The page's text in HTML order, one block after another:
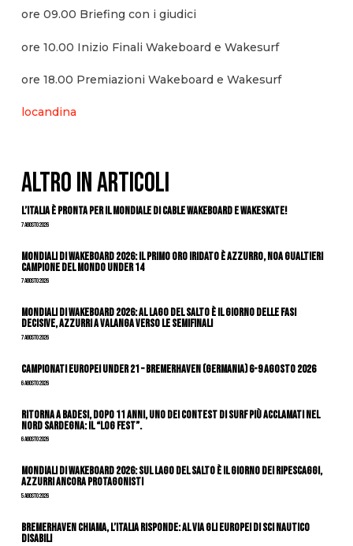
ore 09.00 Briefing con i giudici
ore 10.00 Inizio Finali Wakeboard e Wakesurf
ore 18.00 Premiazioni Wakeboard e Wakesurf
locandina
ALTRO IN ARTICOLI
L’Italia è pronta per il Mondiale di Cable Wakeboard e Wakeskate!
7 Agosto 2026
Mondiali di Wakeboard 2026: il primo oro iridato è azzurro, Noa Gualtieri
campione del mondo Under 14
7 Agosto 2026
Mondiali di Wakeboard 2026: al Lago del Salto è il giorno delle fasi
decisive, azzurri a valanga verso le semifinali
7 Agosto 2026
Campionati Europei Under 21 – Bremerhaven (Germania) 6-9 agosto 2026
6 Agosto 2026
Ritorna a Badesi, dopo 11 anni, uno dei contest di surf più acclamati nel
nord Sardegna: il “Log Fest”.
6 Agosto 2026
Mondiali di Wakeboard 2026: sul Lago del Salto è il giorno dei ripescaggi,
azzurri ancora protagonisti
5 Agosto 2026
Bremerhaven chiama, l’Italia risponde: al via gli Europei di Sci Nautico
Disabili